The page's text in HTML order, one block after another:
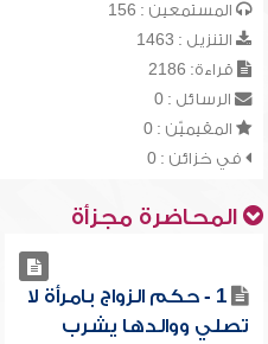
المستمعين : 156
التنزيل : 1463
قراءة: 2186
الرسائل : 0
المقيميّن : 0
في خزائن : 0
المحاضرة مجزأة
1 - حكم الزواج بامرأة لا
تصلي ووالدها يشرب